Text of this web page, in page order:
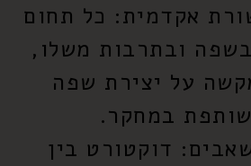
אקדמית: כל תחום
בשפה ובתרבות משלו,
על יצירת שפה
במחקר.
דוקטורט בין